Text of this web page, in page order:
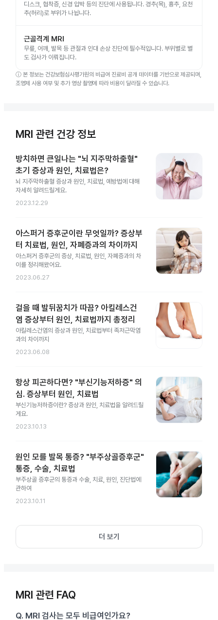
디스크, 협착증, 신경 압박 등의 진단에 사용됩니다. 경추(목), 흉추, 요천
추(허리)로 부위가 나뉩니다.
근골격계 MRI
무릎, 어깨, 발목 등 관절과 인대 손상 진단에 필수적입니다. 부위별로 별
도 검사가 이뤄집니다.
ⓘ 본 정보는 건강보험심사평가원의 비급여 진료비 공개 데이터를 기반으로 제공되며,
조영제 사용 여부 및 추가 영상 촬영에 따라 비용이 달라질 수 있습니다.
MRI 관련 건강 정보
방치하면 큰일나는 "뇌 지주막하출혈"
초기 증상과 원인, 치료법은?
뇌 지주막하출혈 증상과 원인, 치료법, 예방법에 대해
자세히 알려드릴게요.
2023.12.29
아스퍼거 증후군이란 무엇일까? 증상부
터 치료법, 원인, 자폐증과의 차이까지
아스퍼거 증후군의 증상, 치료법, 원인, 자폐증과의 차
이를 정리해왔어요.
2023.06.27
걸을 때 발뒤꿈치가 따끔? 아킬레스건
염 증상부터 원인, 치료법까지 총정리
아킬레스건염의 증상과 원인, 치료법부터 족저근막염
과의 차이까지
2023.06.08
항상 피곤하다면? "부신기능저하증" 의
심. 증상부터 원인, 치료법
부신기능저하증이란? 증상과 원인, 치료법을 알려드릴
게요.
2023.10.13
원인 모를 발목 통증? "부주상골증후군"
통증, 수술, 치료법
부주상골 증후군의 통증과 수술, 치료, 원인, 진단법에
관하여
2023.10.11
더 보기
MRI 관련 FAQ
Q. MRI 검사는 모두 비급여인가요?